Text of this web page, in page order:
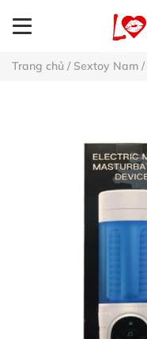
Trang chủ / Sextoy Nam /